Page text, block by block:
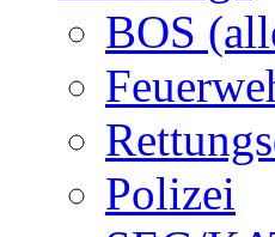
BOS
Polizei